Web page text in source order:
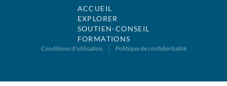
ACCUEIL
EXPLORER
SOUTIEN-CONSEIL
FORMATIONS
Conditions d'utilisation Politique de confidentialité